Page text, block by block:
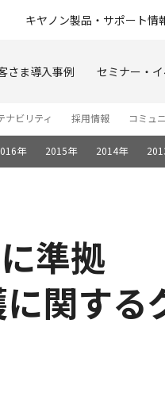
キヤノン製品・サポート情
さま導入事例 セミナー・
ナビリティ 採用情報 コミュ
年 2015年 2014年
準拠
関する